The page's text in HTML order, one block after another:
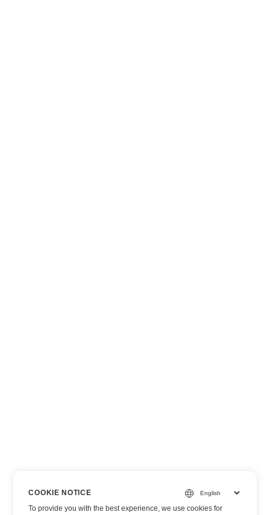
COOKIE NOTICE
To provide you with the best experience, we use cookies for